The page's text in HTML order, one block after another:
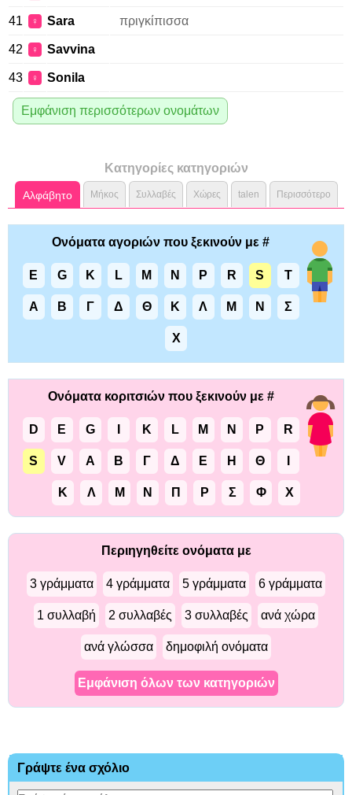
41 ♀ Sara πριγκίπισσα
42 ♀ Savvina
43 ♀ Sonila
Εμφάνιση περισσότερων ονομάτων
Κατηγορίες κατηγοριών
Αλφάβητο Μήκος Συλλαβές Χώρες talen Περισσότερο
Ονόματα αγοριών που ξεκινούν με #
E G K L M N P R S T
Α Β Γ Δ Θ Κ Λ Μ Ν Σ
Χ
Ονόματα κοριτσιών που ξεκινούν με #
D E G K L M N P R
S V Α Β Γ Δ Ε Η Θ
Κ Λ Μ Ν Π Ρ Σ Φ Χ
Περιηγηθείτε ονόματα με
3 γράμματα 4 γράμματα 5 γράμματα 6 γράμματα
1 συλλαβή 2 συλλαβές 3 συλλαβές ανά χώρα
ανά γλώσσα δημοφιλή ονόματα
Εμφάνιση όλων των κατηγοριών
Γράψτε ένα σχόλιο